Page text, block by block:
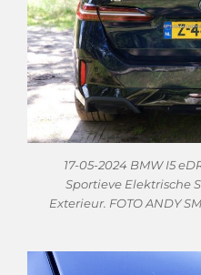
17-05-2024 BMW I5
Sportieve Elektrische
Exterieur. FOTO ANDY